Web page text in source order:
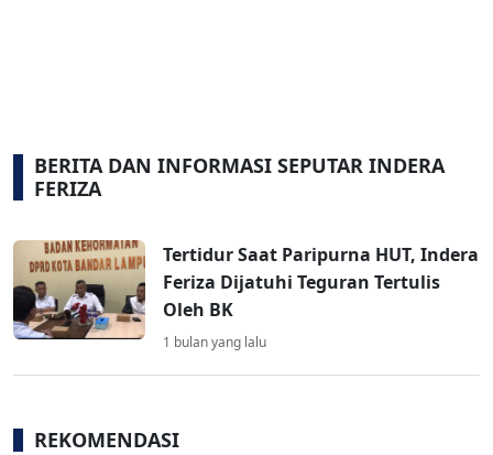
BERITA DAN INFORMASI SEPUTAR INDERA
FERIZA
Tertidur Saat Paripurna HUT, Indera
Feriza Dijatuhi Teguran Tertulis
Oleh BK
1 bulan yang lalu
REKOMENDASI